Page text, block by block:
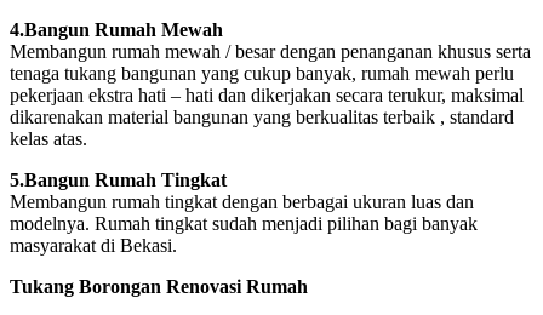
4.Bangun Rumah Mewah
Membangun rumah mewah / besar dengan penanganan khusus serta
tenaga tukang bangunan yang cukup banyak, rumah mewah perlu
pekerjaan ekstra hati – hati dan dikerjakan secara terukur, maksimal
dikarenakan material bangunan yang berkualitas terbaik , standard
kelas atas.
5.Bangun Rumah Tingkat
Membangun rumah tingkat dengan berbagai ukuran luas dan
modelnya. Rumah tingkat sudah menjadi pilihan bagi banyak
masyarakat di Bekasi.
Tukang Borongan Renovasi Rumah